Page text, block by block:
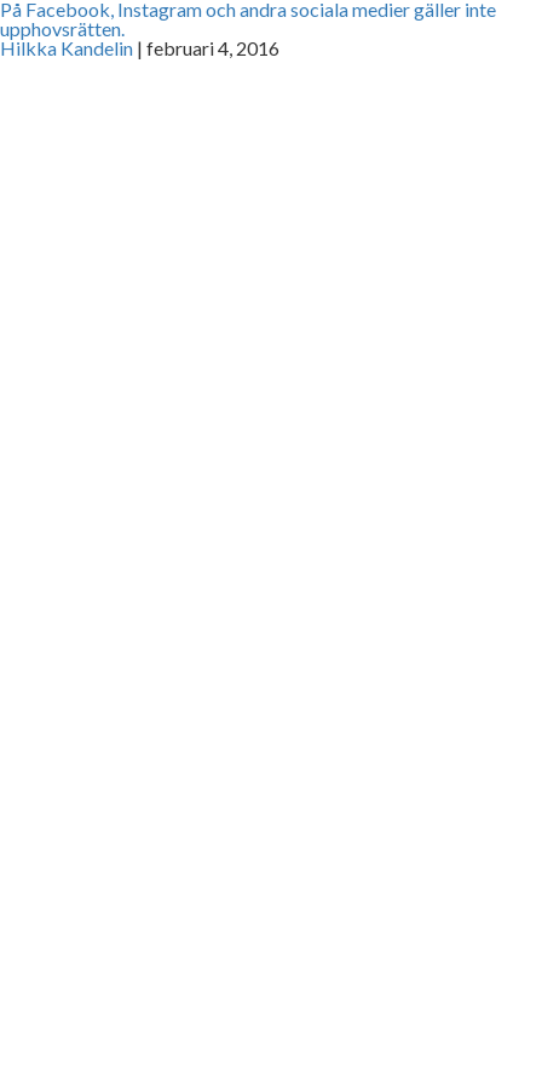
På Facebook, Instagram och andra sociala medier gäller inte
upphovsrätten.
Hilkka Kandelin | februari 4, 2016